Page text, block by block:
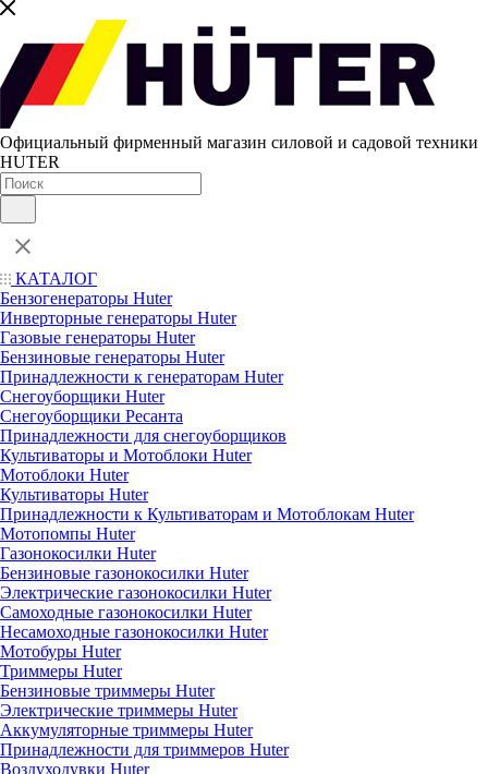
Официальный фирменный магазин силовой и садовой техники
HUTER
КАТАЛОГ
Бензогенераторы Huter
Инверторные генераторы Huter
Газовые генераторы Huter
Бензиновые генераторы Huter
Принадлежности к генераторам Huter
Снегоуборщики Huter
Снегоуборщики Ресанта
Принадлежности для снегоуборщиков
Культиваторы и Мотоблоки Huter
Мотоблоки Huter
Культиваторы Huter
Принадлежности к Культиваторам и Мотоблокам Huter
Мотопомпы Huter
Газонокосилки Huter
Бензиновые газонокосилки Huter
Электрические газонокосилки Huter
Самоходные газонокосилки Huter
Несамоходные газонокосилки Huter
Мотобуры Huter
Триммеры Huter
Бензиновые триммеры Huter
Электрические триммеры Huter
Аккумуляторные триммеры Huter
Принадлежности для триммеров Huter
Воздуходувки Huter